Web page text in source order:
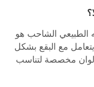
الشاحب هو
البقع بشكل
لتناسب